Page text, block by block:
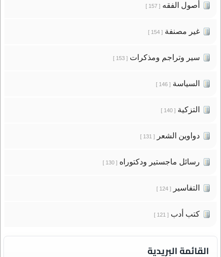
أصول الفقه[ 157 ]
غير مصنفة[ 154 ]
سير وتراجم ومذكرات[ 153 ]
السياسة[ 146 ]
التزكية[ 140 ]
دواوين الشعر[ 131 ]
رسائل ماجستير ودكتوراه[ 130 ]
التفاسير[ 124 ]
كتب أدب[ 121 ]
القائمة البريدية